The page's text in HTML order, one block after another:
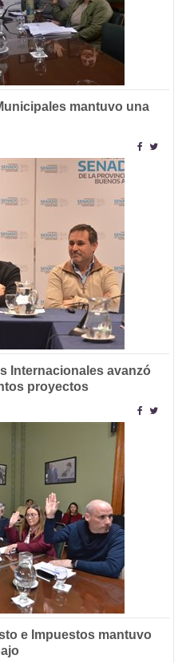
mantuvo una
Internacionales avanzó
proyectos
e Impuestos mantuvo